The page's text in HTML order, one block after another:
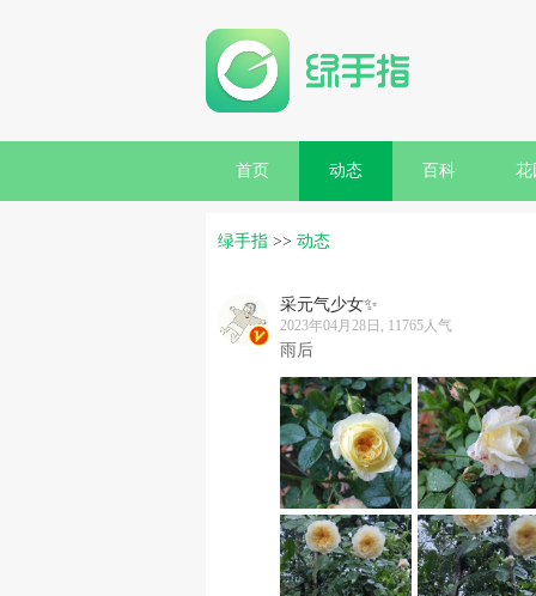
首页 动态 百科 花
绿手指 >> 动态
采元气少女✨
2023年04月28日, 11765人气
雨后